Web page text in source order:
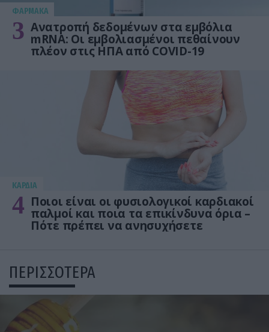
ΦΑΡΜΑΚΑ
3 Ανατροπή δεδομένων στα εμβόλια
mRNA: Οι εμβολιασμένοι πεθαίνουν
πλέον στις ΗΠΑ από COVID-19
KΑΡΔΙΑ
4 Ποιοι είναι οι φυσιολογικοί καρδιακοί
παλμοί και ποια τα επικίνδυνα όρια –
Πότε πρέπει να ανησυχήσετε
ΠΕΡΙΣΣΟΤΕΡΑ